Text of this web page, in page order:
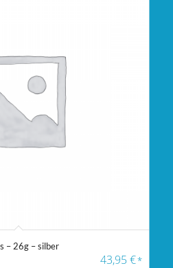
– 26g – silber
43,95€*